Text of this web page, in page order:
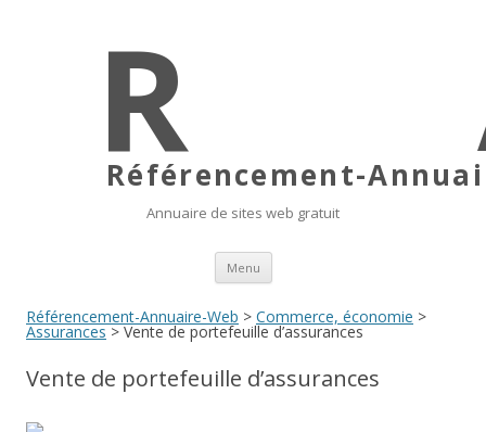
Référencement-
Annuaire de sites web gratuit
Menu Aller au contenu principal
Référencement-Annuaire-Web > Commerce, économie >
Assurances> Vente de portefeuille d’assurances
Vente de portefeuille d’assurances